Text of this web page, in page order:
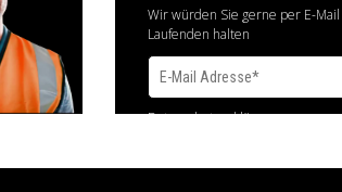
Wir würden Sie gerne per E-
Laufenden halten
Datenschutzerklärung